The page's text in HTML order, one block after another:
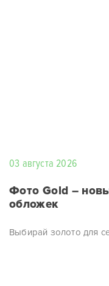
03 августа 2026
Фото Gold –
обложек
Выбирай золото для